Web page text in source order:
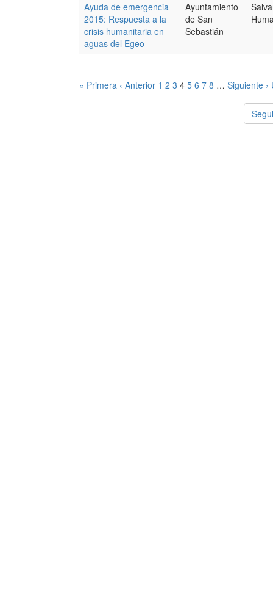
Ayuda de emergencia
2015: Respuesta a la
crisis humanitaria en
aguas del Egeo
Ayuntamiento
de San
Sebastián
« Primera ‹ Anterior 1 2 3 4 5 6 7 8 … Siguiente ›